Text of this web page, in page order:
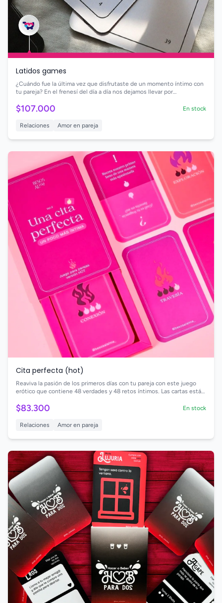
Latidos games
¿Cuándo fue la última vez que disfrutaste de un momento íntimo con
tu pareja? En el frenesí del día a día nos dejamos llevar por
de emoción, diversión y conexión profunda.
$107.000 En stock
Relaciones Amor en pareja
Cita perfecta (hot)
Reaviva la pasión de los primeros días con tu pareja con este juego
erótico que contiene 48 verdades y 48 retos íntimos. Las cartas están
regalo perfecto para parejas a las que les gustan tanto los retos y las
$83.300 En stock
Relaciones Amor en pareja